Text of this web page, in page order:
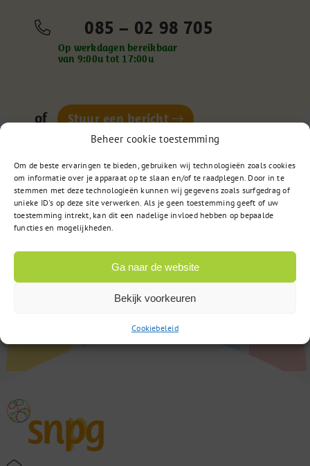
Beheer cookie toestemming
Om de beste ervaringen te bieden, gebruiken wij technologieën zoals cookies
om informatie over je apparaat op te slaan en/of te raadplegen. Door in te
stemmen met deze technologieën kunnen wij gegevens zoals surfgedrag of
unieke ID's op deze site verwerken. Als je geen toestemming geeft of uw
toestemming intrekt, kan dit een nadelige invloed hebben op bepaalde
functies en mogelijkheden.
Ga naar de website
Bekijk voorkeuren
Cookiebeleid
085 – 02 98 705
Op werkdagen bereikbaar
van 9:00u tot 17:00u
of Stuur een bericht